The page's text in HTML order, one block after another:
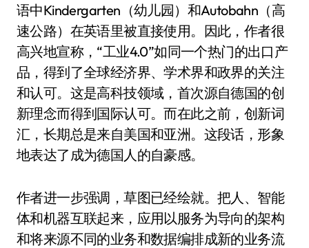
语中Kindergarten（幼儿园）和Autobahn（高
速公路）在英语里被直接使用。因此，作者很
高兴地宣称，“工业4.0”如同一个热门的出口产
品，得到了全球经济界、学术界和政界的关注
和认可。这是高科技领域，首次源自德国的创
新理念而得到国际认可。而在此之前，创新词
汇，长期总是来自美国和亚洲。这段话，形象
地表达了成为德国人的自豪感。
作者进一步强调，草图已经绘就。把人、智能
体和机器互联起来，应用以服务为导向的架构
和将来源不同的业务和数据编排成新的业务流